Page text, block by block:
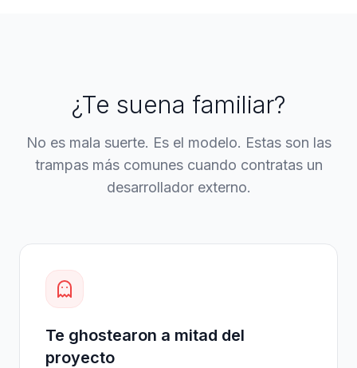
¿Te suena familiar?
No es mala suerte. Es el modelo. Estas son las
trampas más comunes cuando contratas un
desarrollador externo.
Te ghostearon a mitad del
proyecto